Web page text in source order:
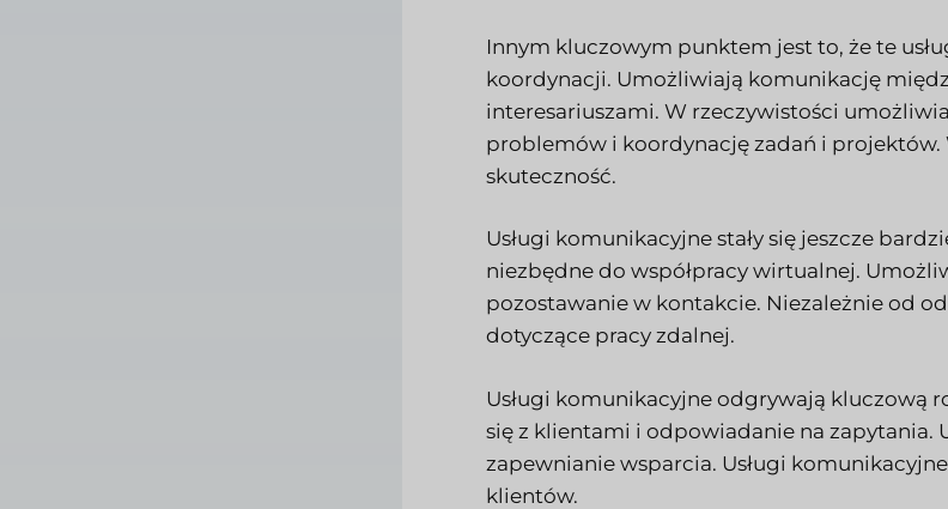
Innym kluczowym punktem jest to, że te
koordynacji. Umożliwiają komunikację
interesariuszami. W rzeczywistości
problemów i koordynację zadań i
skuteczność.
Usługi komunikacyjne stały się jeszcze
niezbędne do współpracy wirtualnej.
pozostawanie w kontakcie. Niezależnie od
dotyczące pracy zdalnej.
Usługi komunikacyjne odgrywają kluczową
się z klientami i odpowiadanie na
zapewnianie wsparcia. Usługi
klientów.